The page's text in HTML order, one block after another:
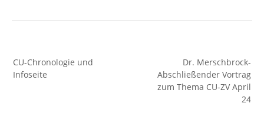
Dr. Merschbrock-
Abschließender Vortrag
zum Thema CU-ZV April
24
CU-Chronologie und
Infoseite